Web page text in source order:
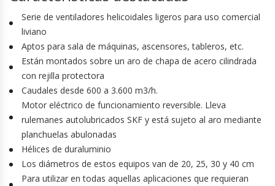
Serie de ventiladores helicoidales ligeros para uso comercial
liviano
Aptos para sala de máquinas, ascensores, tableros, etc.
Están montados sobre un aro de chapa de acero cilindrada
con rejilla protectora
Caudales desde 600 a 3.600 m3/h.
Motor eléctrico de funcionamiento reversible. Lleva
rulemanes autolubricados SKF y está sujeto al aro mediante
planchuelas abulonadas
Hélices de duraluminio
Los diámetros de estos equipos van de 20, 25, 30 y 40 cm
Para utilizar en todas aquellas aplicaciones que requieran